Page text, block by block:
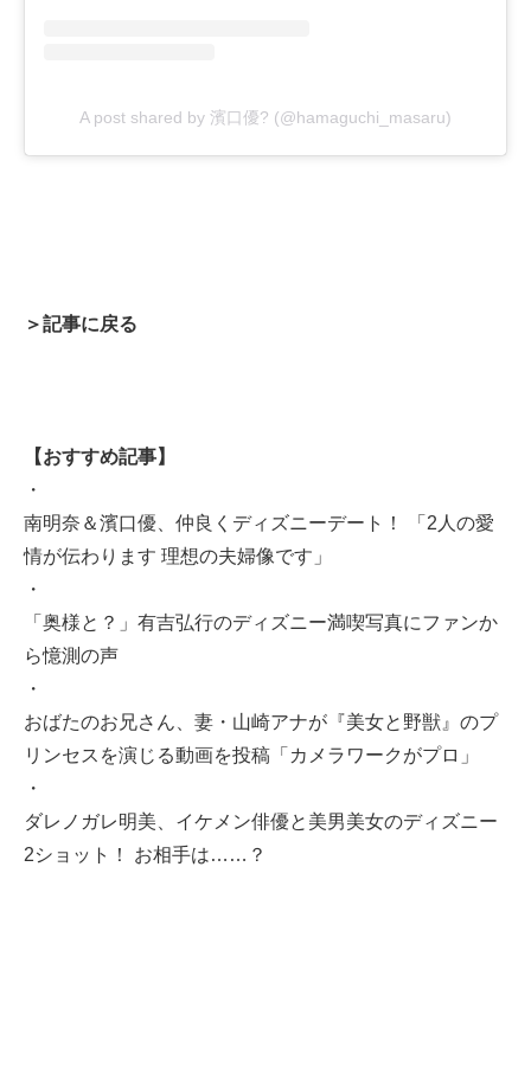
A post shared by 濱口優? (@hamaguchi_masaru)
＞記事に戻る
【おすすめ記事】
・
南明奈＆濱口優、仲良くディズニーデート！ 「2人の愛
情が伝わります‍ 理想の夫婦像です」
・
「奥様と？」有吉弘行のディズニー満喫写真にファンか
ら憶測の声
・
おばたのお兄さん、妻・山崎アナが『美女と野獣』のプ
リンセスを演じる動画を投稿「カメラワークがプロ」
・
ダレノガレ明美、イケメン俳優と美男美女のディズニー
2ショット！ お相手は……？